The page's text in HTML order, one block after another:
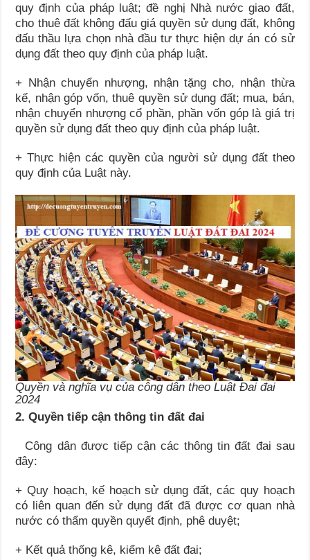
quy định của pháp luật; đề nghị Nhà nước giao đất,
cho thuê đất không đấu giá quyền sử dụng đất, không
đấu thầu lựa chọn nhà đầu tư thực hiện dự án có sử
dụng đất theo quy định của pháp luật.
+ Nhận chuyển nhượng, nhận tặng cho, nhận thừa
kế, nhận góp vốn, thuê quyền sử dụng đất; mua, bán,
nhận chuyển nhượng cổ phần, phần vốn góp là giá trị
quyền sử dụng đất theo quy định của pháp luật.
+ Thực hiện các quyền của người sử dụng đất theo
quy định của Luật này.
Quyền và nghĩa vụ của công dân theo Luật Đai đai
2024
2. Quyền tiếp cận thông tin đất đai
Công dân được tiếp cận các thông tin đất đai sau
đây:
+ Quy hoạch, kế hoạch sử dụng đất, các quy hoạch
có liên quan đến sử dụng đất đã được cơ quan nhà
nước có thẩm quyền quyết định, phê duyệt;
+ Kết quả thống kê, kiểm kê đất đai;